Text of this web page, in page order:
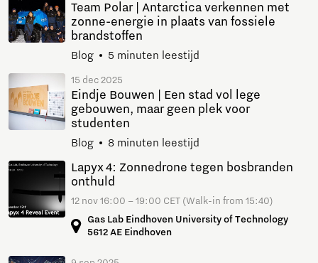
Team Polar | Antarctica verkennen met
zonne-energie in plaats van fossiele
brandstoffen
Blog 5 minuten leestijd
15 dec 2025
Eindje Bouwen | Een stad vol lege
gebouwen, maar geen plek voor
studenten
Blog 8 minuten leestijd
Lapyx 4: Zonnedrone tegen bosbranden
onthuld
12 nov 16:00 – 19:00 CET (Walk-in from 15:40)
Gas Lab Eindhoven University of Technology
5612 AE Eindhoven